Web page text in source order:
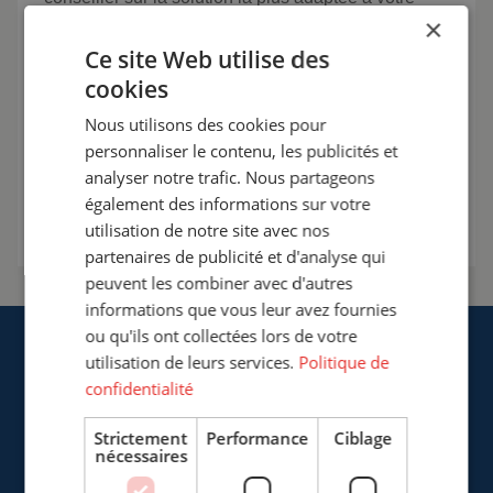
info@cepro.fr
Entrer en contact
217, Boulevard de la Liberté
×
Ce site Web utilise des
cookies
Nous utilisons des cookies pour
personnaliser le contenu, les publicités et
analyser notre trafic. Nous partageons
également des informations sur votre
utilisation de notre site avec nos
partenaires de publicité et d'analyse qui
peuvent les combiner avec d'autres
informations que vous leur avez fournies
ou qu'ils ont collectées lors de votre
utilisation de leurs services. Politique de
confidentialité
Strictement
nécessaires
Performance Ciblage